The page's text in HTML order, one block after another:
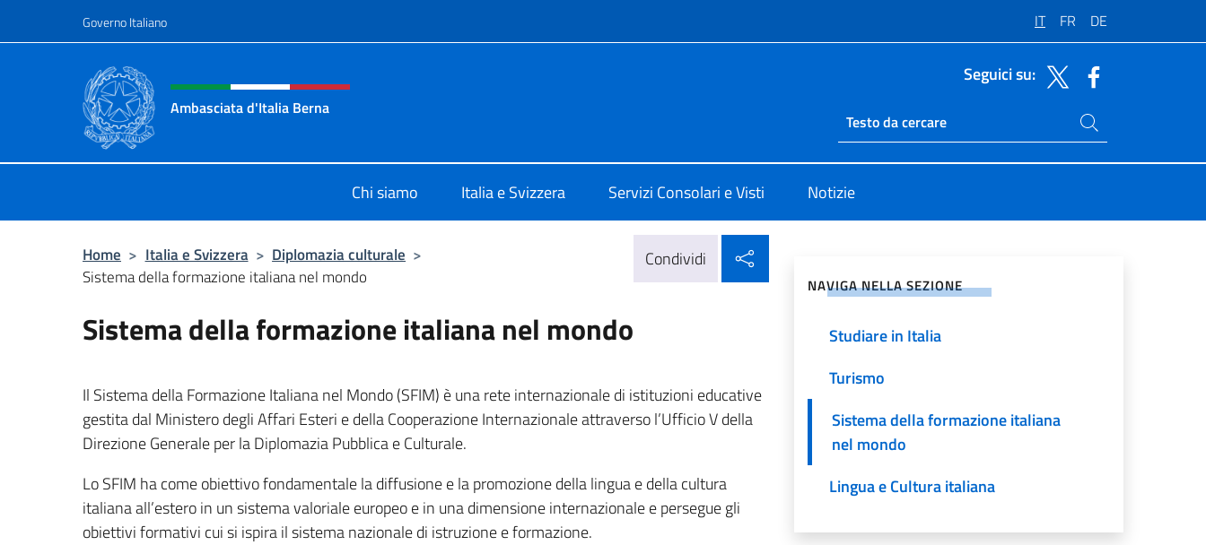
Governo Italiano IT FR DE
Intestazione sito, social e menù
Ambasciata d'Italia Berna
Seguici su:
Ricerca sito live
Cerca nel sito
Chi siamo Italia e Svizzera Servizi Consolari e Visti Notizie
Home > Italia e Svizzera > Diplomazia culturale >
Sistema della formazione italiana nel mondo
Condividi
Sistema della formazione italiana nel mondo
Il Sistema della Formazione Italiana nel Mondo (SFIM) è una rete internazionale di istituzioni educative
gestita dal Ministero degli Affari Esteri e della Cooperazione Internazionale attraverso l’Ufficio V della
Direzione Generale per la Diplomazia Pubblica e Culturale.
Lo SFIM ha come obiettivo fondamentale la diffusione e la promozione della lingua e della cultura
italiana all’estero in un sistema valoriale europeo e in una dimensione internazionale e persegue gli
obiettivi formativi cui si ispira il sistema nazionale di istruzione e formazione.
NAVIGA NELLA SEZIONE
Studiare in Italia
Turismo
Sistema della formazione italiana
nel mondo
Lingua e Cultura italiana